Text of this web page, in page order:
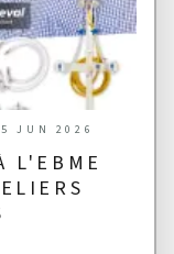
L'EBME
JUN 2026